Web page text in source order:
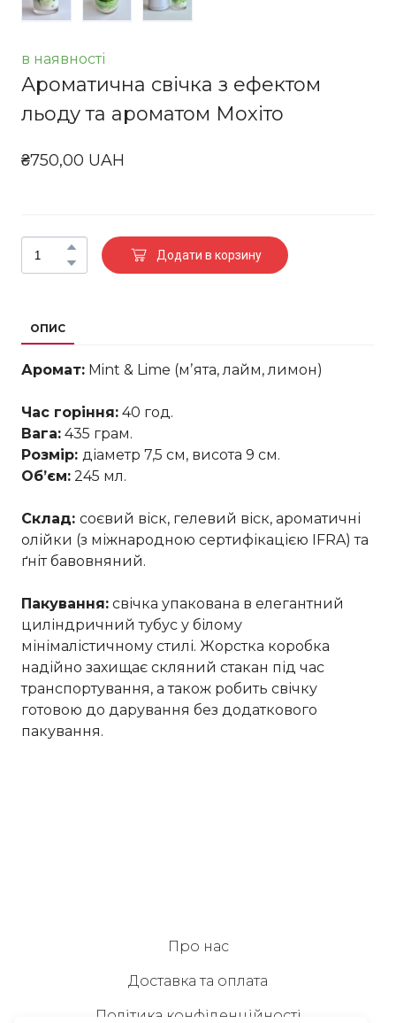
в наявності
Ароматична свічка з ефектом
льоду та ароматом Мохіто
₴750,00 UAH
Додати в корзину
ОПИС
Аромат: Mint & Lime (мʼята, лайм, лимон)
Час горіння: 40 год.
Вага: 435 грам.
Розмір: діаметр 7,5 см, висота 9 см.
Обʼєм: 245 мл.
Склад: соєвий віск, гелевий віск, ароматичні
олійки (з міжнародною сертифікацією IFRA) та
ґніт бавовняний.
Пакування: свічка упакована в елегантний
циліндричний тубус у білому
мінімалістичному стилі. Жорстка коробка
надійно захищає скляний стакан під час
транспортування, а також робить свічку
готовою до дарування без додаткового
пакування.
Про нас
Доставка та оплата
Політика конфіденційності